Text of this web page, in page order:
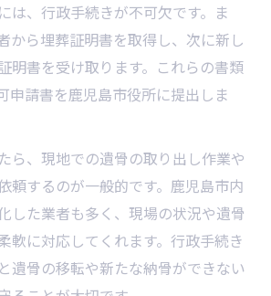
は、行政手続きが不可欠です。ま
から埋葬証明書を取得し、次に新し
明書を受け取ります。これらの書類
申請書を鹿児島市役所に提出しま
ら、現地での遺骨の取り出し作業や
頼するのが一般的です。鹿児島市内
した業者も多く、現場の状況や遺骨
軟に対応してくれます。行政手続き
遺骨の移転や新たな納骨ができない